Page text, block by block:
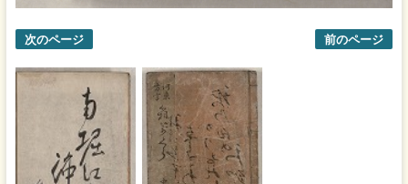
次のページ 前のページ